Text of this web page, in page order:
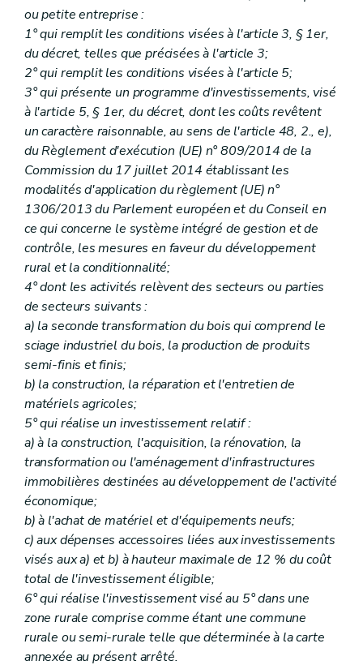
ou petite entreprise :
1° qui remplit les conditions visées à l'article 3, § 1er,
du décret, telles que précisées à l'article 3;
2° qui remplit les conditions visées à l'article 5;
3° qui présente un programme d'investissements, visé
à l'article 5, § 1er, du décret, dont les coûts revêtent
un caractère raisonnable, au sens de l'article 48, 2., e),
du Règlement d'exécution (UE) n° 809/2014 de la
Commission du 17 juillet 2014 établissant les
modalités d'application du règlement (UE) n°
1306/2013 du Parlement européen et du Conseil en
ce qui concerne le système intégré de gestion et de
contrôle, les mesures en faveur du développement
rural et la conditionnalité;
4° dont les activités relèvent des secteurs ou parties
de secteurs suivants :
a) la seconde transformation du bois qui comprend le
sciage industriel du bois, la production de produits
semi-finis et finis;
b) la construction, la réparation et l'entretien de
matériels agricoles;
5° qui réalise un investissement relatif :
a) à la construction, l'acquisition, la rénovation, la
transformation ou l'aménagement d'infrastructures
immobilières destinées au développement de l'activité
économique;
b) à l'achat de matériel et d'équipements neufs;
c) aux dépenses accessoires liées aux investissements
visés aux a) et b) à hauteur maximale de 12 % du coût
total de l'investissement éligible;
6° qui réalise l'investissement visé au 5° dans une
zone rurale comprise comme étant une commune
rurale ou semi-rurale telle que déterminée à la carte
annexée au présent arrêté.